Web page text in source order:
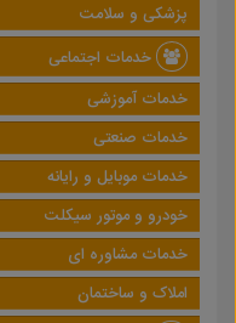
پزشکی و سلامت
خدمات اجتماعی
خدمات آموزشی
خدمات صنعتی
خدمات موبایل و رایانه
خودرو و موتور سیکلت
خدمات مشاوره ای
املاک و ساختمان